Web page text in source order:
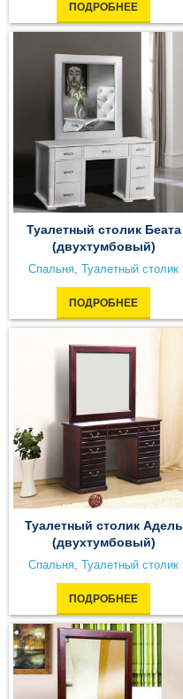
ПОДРОБНЕЕ
Туалетный столик Беата
(двухтумбовый)
Спальня, Туалетный столик
ПОДРОБНЕЕ
Туалетный столик Адель
(двухтумбовый)
Спальня, Туалетный столик
ПОДРОБНЕЕ